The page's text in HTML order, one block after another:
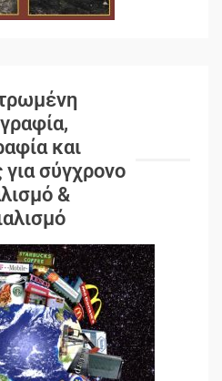
και
σύγχρονο
&